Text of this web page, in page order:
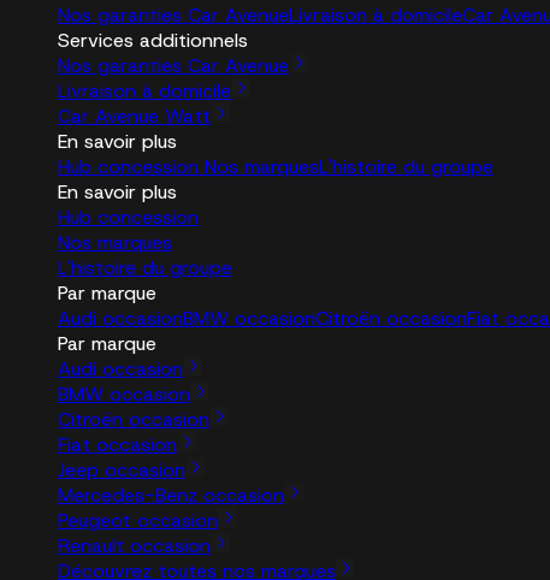
Nos garanties Car AvenueLivraison à domicileCar
Services additionnels
Nos garanties Car Avenue
Livraison à domicile
Car Avenue Watt
En savoir plus
Hub concession Nos marquesL'histoire du groupe
En savoir plus
Hub concession
Nos marques
L'histoire du groupe
Par marque
Audi occasionBMW occasionCitroën occasionFiat
Par marque
Audi occasion
BMW occasion
Citroën occasion
Fiat occasion
Jeep occasion
Mercedes-Benz occasion
Peugeot occasion
Renault occasion
Découvrez toutes nos marques